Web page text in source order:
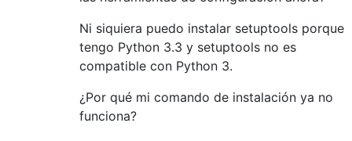
Ni siquiera puedo instalar setuptools porque
tengo Python 3.3 y setuptools no es
compatible con Python 3.
¿Por qué mi comando de instalación ya no
funciona?